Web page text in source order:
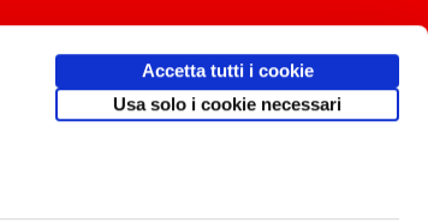
Accetta tutti i cookie
Usa solo i cookie necessari